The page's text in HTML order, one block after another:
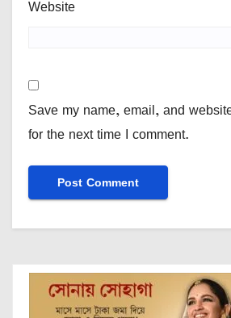
Website
Save my name, email, and
for the next time I comment.